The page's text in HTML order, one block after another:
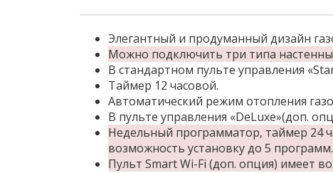
Элегантный и продуманный дизайн
Можно подключить три типа
В стандартном пульте управления
Таймер 12 часовой.
Автоматический режим отопления
В пульте управления «DeLuxe»(доп.
Недельный программатор, таймер 24
возможность установку до 5 программ.
Пульт Smart Wi-Fi (доп. опция) имеет